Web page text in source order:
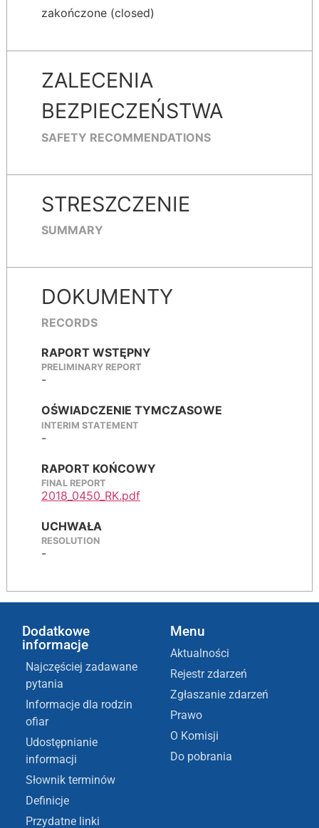
zakończone (closed)
ZALECENIA
BEZPIECZEŃSTWA
SAFETY RECOMMENDATIONS
STRESZCZENIE
SUMMARY
DOKUMENTY
RECORDS
RAPORT WSTĘPNY
PRELIMINARY REPORT
-
OŚWIADCZENIE TYMCZASOWE
INTERIM STATEMENT
-
RAPORT KOŃCOWY
FINAL REPORT
2018_0450_RK.pdf
UCHWAŁA
RESOLUTION
-
Dodatkowe
informacje
Najczęściej zadawane
pytania
Informacje dla rodzin
ofiar
Udostępnianie
informacji
Słownik terminów
Definicje
Przydatne linki
Menu
Aktualności
Rejestr zdarzeń
Zgłaszanie zdarzeń
Prawo
O Komisji
Do pobrania